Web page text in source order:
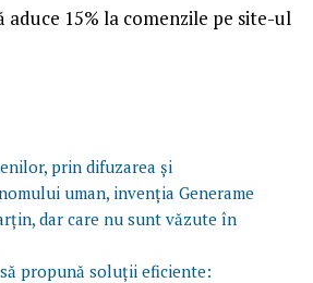
aduce 15% la comenzile pe site-ul
prin difuzarea și
uman, invenția Generame
dar care nu sunt văzute în
propună soluții eficiente: